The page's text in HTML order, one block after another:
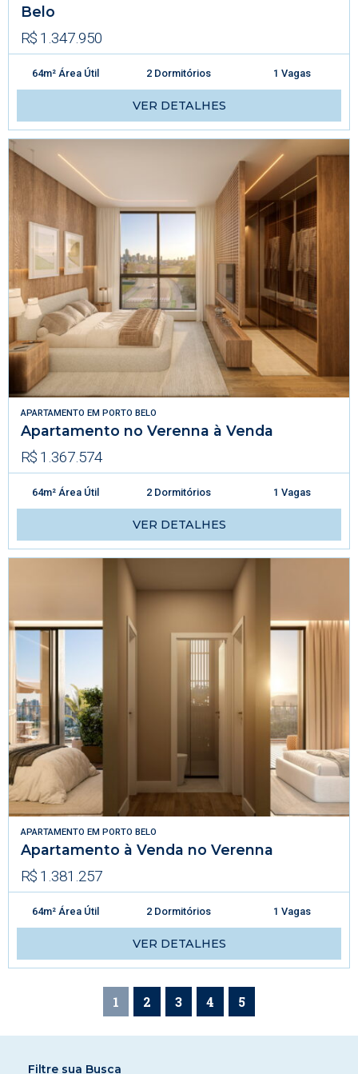
Filtre sua Busca
Belo
R$ 1.347.950
64m² Área Útil 2 Dormitórios 1 Vagas
VER DETALHES
APARTAMENTO EM PORTO BELO
Apartamento no Verenna à Venda
R$ 1.367.574
64m² Área Útil 2 Dormitórios 1 Vagas
VER DETALHES
APARTAMENTO EM PORTO BELO
Apartamento à Venda no Verenna
R$ 1.381.257
64m² Área Útil 2 Dormitórios 1 Vagas
VER DETALHES
1 2 3 4 5